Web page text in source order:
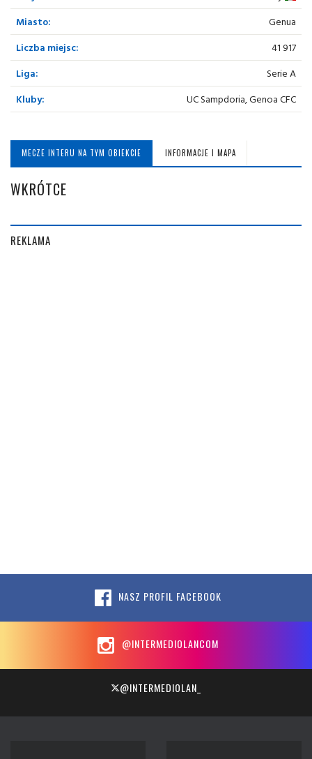
Miasto:
Genua
Liczba miejsc:
41 917
Liga:
Serie A
Kluby:
UC Sampdoria, Genoa CFC
MECZE INTERU NA TYM OBIEKCIE INFORMACJE I MAPA
WKRÓTCE
REKLAMA
NASZ PROFIL FACEBOOK
@INTERMEDIOLANCOM
@INTERMEDIOLAN_